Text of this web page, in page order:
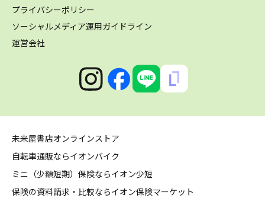
プライバシーポリシー
ソーシャルメディア運用ガイドライン
運営会社
未来屋書店オンラインストア
自転車通販ならイオンバイク
ミニ（少額短期）保険ならイオン少短
保険の資料請求・比較ならイオン保険マーケット